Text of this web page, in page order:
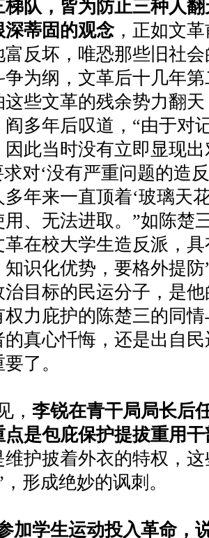
梯队，皆为防止三种人
蒂固的观念，正如文革
反坏，唯恐那些旧社
为纲，文革后十几年
些文革的残余势力翻
多年后叹道，“由于对
此当时没有立即显现
对‘没有严重问题的造
年来一直顶着‘玻璃天
、无法进取。”如陈楚
在校大学生造反派，具
识化优势，要格外提
目标的民运分子，是
力庇护的陈楚三的同
真心忏悔，还是出自
了。
， 李锐在青干局局长后
是包庇保护提拔重用
维护披着外衣的特权，
形成绝妙的讽刺。
加学生运动投入革命，